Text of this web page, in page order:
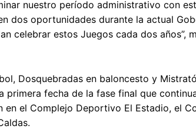
nuestro período administrativo con
dos oportunidades durante la actual
celebrar estos Juegos cada dos años”,
Dosquebradas en baloncesto y
primera fecha de la fase final que
en el Complejo Deportivo El Estadio, el